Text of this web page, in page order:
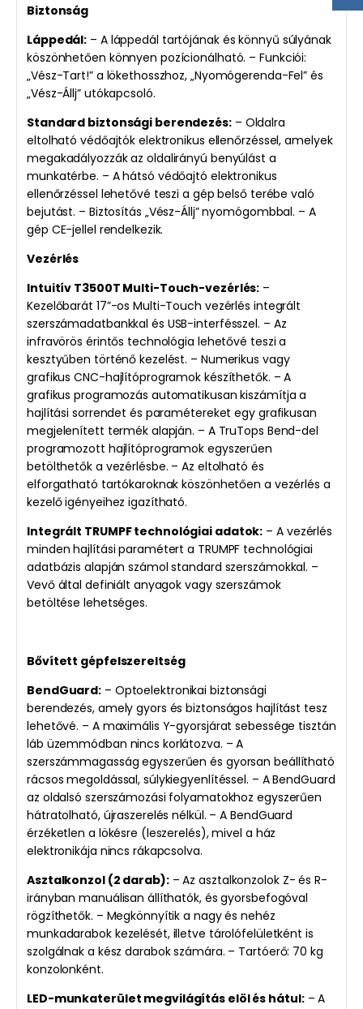
Biztonság
Láppedál: – A láppedál tartójának és könnyű súlyának
köszönhetően könnyen pozícionálható. – Funkciói:
„Vész-Tart!” a lökethosszhoz, „Nyomógerenda-Fel” és
„Vész-Állj” utókapcsoló.
Standard biztonsági berendezés:– Oldalra
eltolható védőajtók elektronikus ellenőrzéssel, amelyek
megakadályozzák az oldalirányú benyúlást a
munkatérbe. – A hátsó védőajtó elektronikus
ellenőrzéssel lehetővé teszi a gép belső terébe való
bejutást. – Biztosítás „Vész-Állj” nyomógombbal. – A
gép CE-jellel rendelkezik.
Vezérlés
Intuitív T3500T Multi-Touch-vezérlés: –
Kezelőbarát 17”-os Multi-Touch vezérlés integrált
szerszámadatbankkal és USB-interfésszel. – Az
infravörös érintős technológia lehetővé teszi a
kesztyűben történő kezelést. – Numerikus vagy
grafikus CNC-hajlítóprogramok készíthetők. – A
grafikus programozás automatikusan kiszámítja a
hajlítási sorrendet és paramétereket egy grafikusan
megjelenített termék alapján. – A TruTops Bend-del
programozott hajlítóprogramok egyszerűen
betölthetők a vezérlésbe. – Az eltolható és
elforgatható tartókaroknak köszönhetően a vezérlés a
kezelő igényeihez igazítható.
Integrált TRUMPF technológiai adatok: – A vezérlés
minden hajlítási paramétert a TRUMPF technológiai
adatbázis alapján számol standard szerszámokkal. –
Vevő által definiált anyagok vagy szerszámok
betöltése lehetséges.
Bővített gépfelszereltség
BendGuard: – Optoelektronikai biztonsági
berendezés, amely gyors és biztonságos hajlítást tesz
lehetővé. – A maximális Y-gyorsjárat sebessége tisztán
láb üzemmódban nincs korlátozva. – A
szerszámmagasság egyszerűen és gyorsan beállítható
rácsos megoldással, súlykiegyenlítéssel. – A BendGuard
az oldalsó szerszámozási folyamatokhoz egyszerűen
hátratolható, újraszerelés nélkül. – A BendGuard
érzéketlen a lökésre (leszerelés), mivel a ház
elektronikája nincs rákapcsolva.
Asztalkonzol (2 darab):– Az asztalkonzolok Z- és R-
irányban manuálisan állíthatók, és gyorsbefogóval
rögzíthetők. – Megkönnyítik a nagy és nehéz
munkadarabok kezelését, illetve tárolófelületként is
szolgálnak a kész darabok számára. – Tartóerő: 70 kg
konzolonként.
LED-munkaterület megvilágítás elöl és hátul:– A